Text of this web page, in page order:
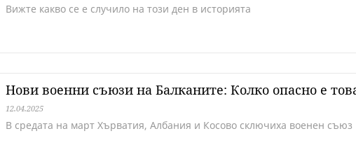
Вижте какво се е случило на този ден в историята
Нови военни съюзи на Балканите: Колко опасно е
12.04.2025
В средата на март Хърватия, Албания и Косово сключиха военен съюз